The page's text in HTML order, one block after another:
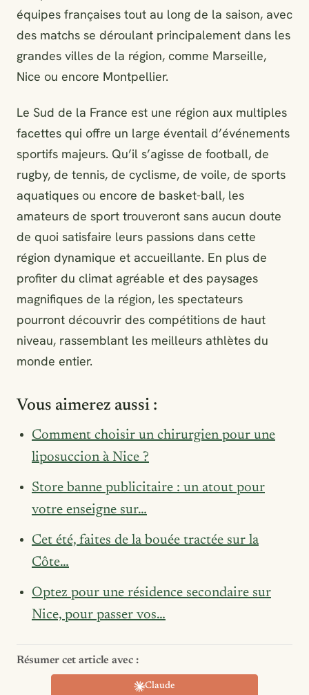
équipes françaises tout au long de la saison, avec
des matchs se déroulant principalement dans les
grandes villes de la région, comme Marseille,
Nice ou encore Montpellier.
Le Sud de la France est une région aux multiples
facettes qui offre un large éventail d’événements
sportifs majeurs. Qu’il s’agisse de football, de
rugby, de tennis, de cyclisme, de voile, de sports
aquatiques ou encore de basket-ball, les
amateurs de sport trouveront sans aucun doute
de quoi satisfaire leurs passions dans cette
région dynamique et accueillante. En plus de
profiter du climat agréable et des paysages
magnifiques de la région, les spectateurs
pourront découvrir des compétitions de haut
niveau, rassemblant les meilleurs athlètes du
monde entier.
Vous aimerez aussi :
Comment choisir un chirurgien pour une
liposuccion à Nice ?
Store banne publicitaire : un atout pour
votre enseigne sur…
Cet été, faites de la bouée tractée sur la
Côte…
Optez pour une résidence secondaire sur
Nice, pour passer vos…
Résumer cet article avec :
Claude